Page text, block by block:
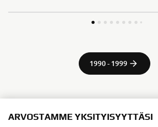
1990 - 1999
Lähdetiedot ja kuvat:
ARVOSTAMME YKSITYISYYTTÄSI